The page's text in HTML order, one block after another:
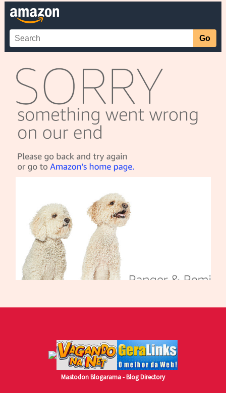
MastodonBlogarama - Blog Directory